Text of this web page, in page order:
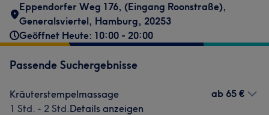
Eppendorfer Weg 176, (Eingang Roonstraße),
Generalsviertel, Hamburg, 20253
Geöffnet Heute: 10:00 - 20:00
Passende Suchergebnisse
Kräuterstempelmassage
1 Std. - 2 Std.Details anzeigen
ab 65 €